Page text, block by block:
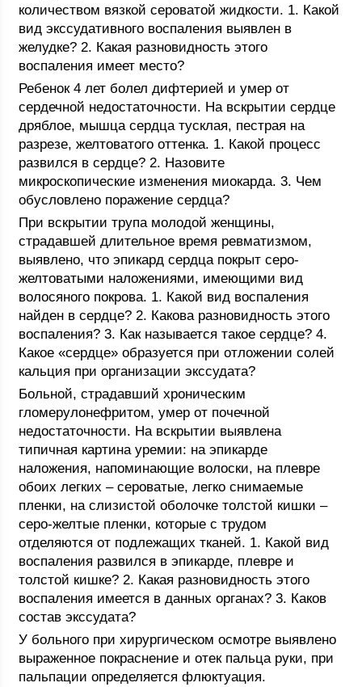
количеством вязкой сероватой жидкости. 1. Какой
вид экссудативного воспаления выявлен в
желудке? 2. Какая разновидность этого
воспаления имеет место?
Ребенок 4 лет болел дифтерией и умер от
сердечной недостаточности. На вскрытии сердце
дряблое, мышца сердца тусклая, пестрая на
разрезе, желтоватого оттенка. 1. Какой процесс
развился в сердце? 2. Назовите
микроскопические изменения миокарда. 3. Чем
обусловлено поражение сердца?
При вскрытии трупа молодой женщины,
страдавшей длительное время ревматизмом,
выявлено, что эпикард сердца покрыт серо-
желтоватыми наложениями, имеющими вид
волосяного покрова. 1. Какой вид воспаления
найден в сердце? 2. Какова разновидность этого
воспаления? 3. Как называется такое сердце? 4.
Какое «сердце» образуется при отложении солей
кальция при организации экссудата?
Больной, страдавший хроническим
гломерулонефритом, умер от почечной
недостаточности. На вскрытии выявлена
типичная картина уремии: на эпикарде
наложения, напоминающие волоски, на плевре
обоих легких – сероватые, легко снимаемые
пленки, нa слизистой оболочке толстой кишки –
серо-желтые пленки, которые с трудом
отделяются от подлежащих тканей. 1. Какой вид
воспаления развился в эпикарде, плевре и
толстой кишке? 2. Какая разновидность этого
воспаления имеется в данных органах? 3. Каков
состав экссудата?
У больного при хирургическом осмотре выявлено
выраженное покраснение и отек пальца руки, при
пальпации определяется флюктуация.